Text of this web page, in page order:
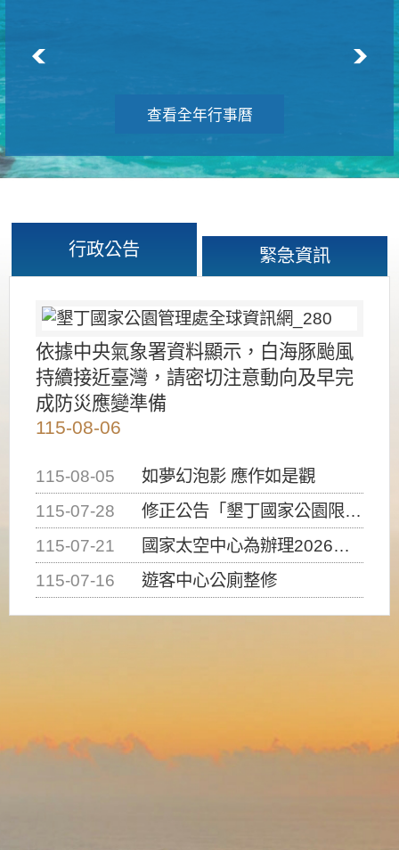
查看全年行事曆
行政公告 緊急資訊
依據中央氣象署資料顯示，白海豚颱風
持續接近臺灣，請密切注意動向及早完
成防災應變準備
115-08-06
115-08-05
如夢幻泡影 應作如是觀
115-07-28
修正公告「墾丁國家公園限制水域遊憩活動之種類、範圍、時間及行為」，自即日生效。
115-07-21
國家太空中心為辦理2026台灣盃火箭競賽，陸、海、空域警戒及協調相關事宜，因颱風備案事宜
115-07-16
遊客中心公廁整修